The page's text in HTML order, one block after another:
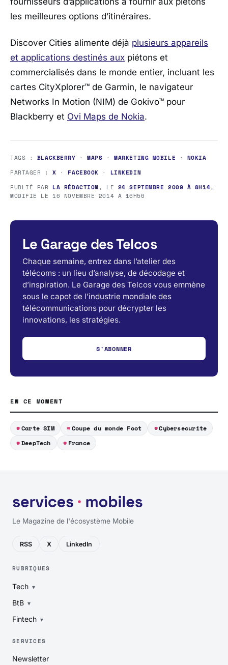
les meilleures options d’itinéraires.
Discover Cities alimente déjà plusieurs appareils
et applications destinés aux piétons et
commercialisés dans le monde entier, incluant les
cartes CityXplorer™ de Garmin, le navigateur
Networks In Motion (NIM) de Gokivo™ pour
Blackberry et Ovi Maps de Nokia.
TAGS : BLACKBERRY ·MAPS ·MARKETING MOBILE · NOKIA
PARTAGER :X · FACEBOOK · LINKEDIN
PUBLIÉ PAR LA RÉDACTION , LE 24 SEPTEMBRE 2009 À 8H14,
MODIFIÉ LE16 NOVEMBRE 2014 À 16H56
Le Garage des Telcos
Chaque semaine, entrez dans l’atelier des
télécoms : un lieu d’analyse, de décodage et
d’inspiration. Le Garage des Telcos vous emmène
sous le capot de l’industrie mondiale des
télécommunications pour décrypter les
innovations, les stratégies.
S'ABONNER
EN CE MOMENT
Carte SIM Coupe du monde Foot
Cybersecurite
DeepTech
France
Le Magazine de l'écosystème Mobile
RSS X LinkedIn
RUBRIQUES
Tech
BtB
Fintech
SERVICES
Newsletter